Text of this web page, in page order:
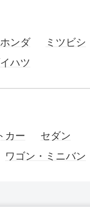
ホンダ
ミツビシ
ハツ
カー
セダン
ワゴン・ミニバン